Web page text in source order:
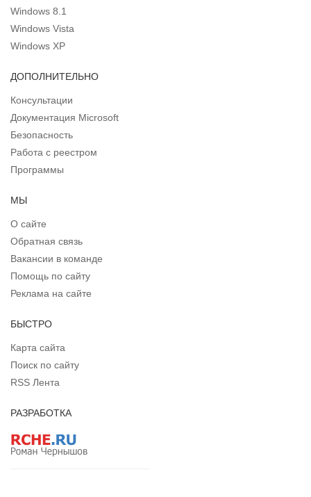
Windows 8.1
Windows Vista
Windows XP
ДОПОЛНИТЕЛЬНО
Консультации
Документация Microsoft
Безопасность
Работа с реестром
Программы
МЫ
О сайте
Обратная связь
Вакансии в команде
Помощь по сайту
Реклама на сайте
БЫСТРО
Карта сайта
Поиск по сайту
RSS Лента
РАЗРАБОТКА